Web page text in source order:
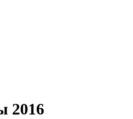
2016